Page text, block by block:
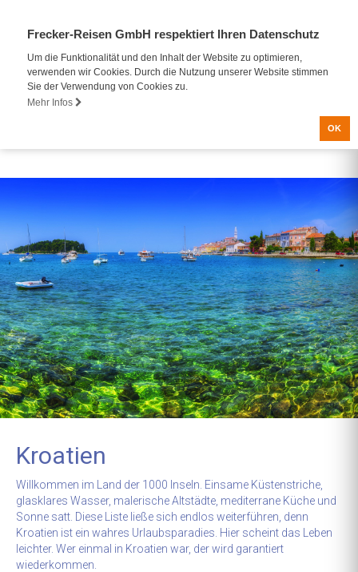
Frecker-Reisen GmbH respektiert Ihren Datenschutz
Um die Funktionalität und den Inhalt der Website zu optimieren,
verwenden wir Cookies. Durch die Nutzung unserer Website stimmen
Sie der Verwendung von Cookies zu.
Mehr Infos
OK
Kroatien
Willkommen im Land der 1000 Inseln. Einsame Küstenstriche,
glasklares Wasser, malerische Altstädte, mediterrane Küche und
Sonne satt. Diese Liste ließe sich endlos weiterführen, denn
Kroatien ist ein wahres Urlaubsparadies. Hier scheint das Leben
leichter. Wer einmal in Kroatien war, der wird garantiert
wiederkommen.